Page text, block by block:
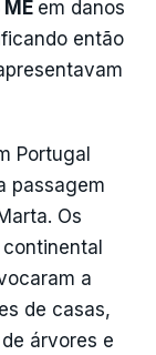
em danos
então
Portugal
passagem
Os
a
de casas,
árvores e